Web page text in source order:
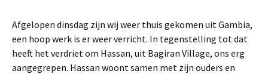
Afgelopen dinsdag zijn wij weer thuis gekomen uit Gambia,
een hoop werk is er weer verricht. In tegenstelling tot dat
heeft het verdriet om Hassan, uit Bagiran Village, ons erg
aangegrepen. Hassan woont samen met zijn ouders en